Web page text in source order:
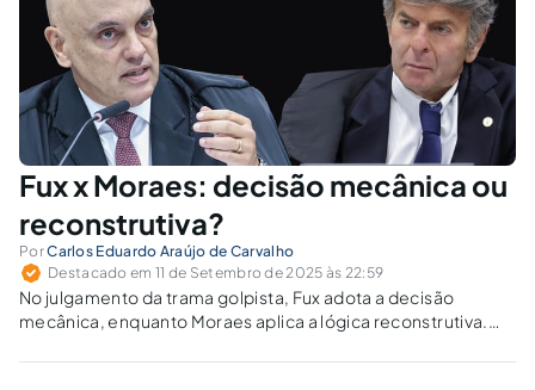
Fux x Moraes: decisão mecânica ou
reconstrutiva?
PorCarlos Eduardo Araújo de Carvalho
Destacado em 11 de Setembro de 2025 às 22:59
No julgamento da trama golpista, Fux adota a decisão
mecânica, enquanto Moraes aplica a lógica reconstrutiva.